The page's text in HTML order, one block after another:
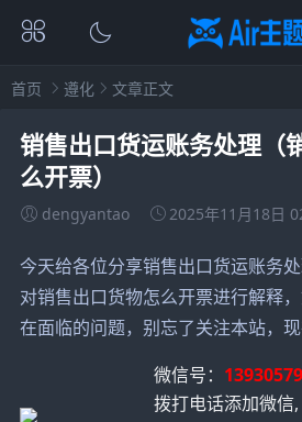
首页 遵化 文章正文
销售出口货运账务处理（
么开票）
dengyantao 2025年11月18日
今天给各位分享销售出口货运账务
对销售出口货物怎么开票进行解释
在面临的问题，别忘了关注本站，现
微信号：
拨打电话添加微信